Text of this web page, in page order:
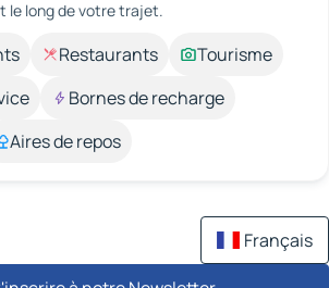
le long de votre trajet.
Restaurants
Tourisme
Bornes de recharge
Aires de repos
Français